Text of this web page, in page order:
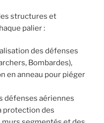
structures et
palier :
des défenses
Bombardes),
en anneau pour piéger
défenses aériennes
protection des